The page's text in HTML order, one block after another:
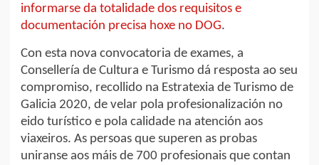
informarse da totalidade dos requisitos e
documentación precisa hoxe no DOG.
Con esta nova convocatoria de exames, a
Consellería de Cultura e Turismo dá resposta ao seu
compromiso, recollido na Estratexia de Turismo de
Galicia 2020, de velar pola profesionalización no
eido turístico e pola calidade na atención aos
viaxeiros. As persoas que superen as probas
uniranse aos máis de 700 profesionais que contan